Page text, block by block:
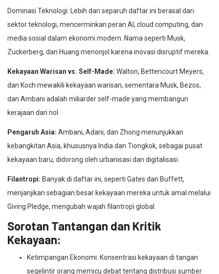
Dominasi Teknologi: Lebih dari separuh daftar ini berasal dari
sektor teknologi, mencerminkan peran AI, cloud computing, dan
media sosial dalam ekonomi modern. Nama seperti Musk,
Zuckerberg, dan Huang menonjol karena inovasi disruptif mereka.
Kekayaan Warisan vs. Self-Made: Walton, Bettencourt Meyers,
dan Koch mewakili kekayaan warisan, sementara Musk, Bezos,
dan Ambani adalah miliarder self-made yang membangun
kerajaan dari nol.
Pengaruh Asia: Ambani, Adani, dan Zhong menunjukkan
kebangkitan Asia, khususnya India dan Tiongkok, sebagai pusat
kekayaan baru, didorong oleh urbanisasi dan digitalisasi.
Filantropi: Banyak di daftar ini, seperti Gates dan Buffett,
menjanjikan sebagian besar kekayaan mereka untuk amal melalui
Giving Pledge, mengubah wajah filantropi global.
Sorotan Tantangan dan Kritik
Kekayaan:
Ketimpangan Ekonomi: Konsentrasi kekayaan di tangan
segelintir orang memicu debat tentang distribusi sumber